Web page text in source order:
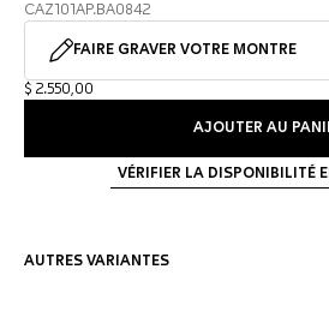
CAZ101AP.BA0842
FAIRE GRAVER VOTRE MONTRE
$ 2.550,00
AJOUTER AU
VÉRIFIER LA DISPONIBILITÉ
AUTRES VARIANTES